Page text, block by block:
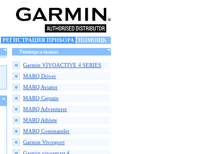
РЕГИСТРАЦИЯ ПРИБОРА
ПОМОЩЬ
Универсальные
Garmin VIVOACTIVE 4 SERIES
MARQ Driver
MARQ Aviator
MARQ Captain
MARQ Adventurer
MARQ Athlete
MARQ Commander
Garmin Vivosport